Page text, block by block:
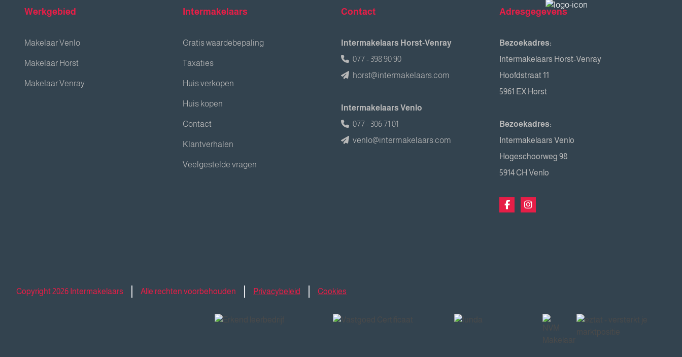
Werkgebied
Makelaar Venlo
Makelaar Horst
Makelaar Venray
Intermakelaars
Gratis waardebepaling
Taxaties
Huis verkopen
Huis kopen
Contact
Klantverhalen
Veelgestelde vragen
Contact
Intermakelaars Horst-Venray
077 - 398 90 90
horst@intermakelaars.com
Intermakelaars Venlo
077 - 306 71 01
venlo@intermakelaars.com
Adresgegevens
Bezoekadres:
Intermakelaars Horst-Venray
Hoofdstraat 11
5961 EX Horst
Bezoekadres:
Intermakelaars Venlo
Hogeschoorweg 98
5914 CH Venlo
Copyright 2026 Intermakelaars Alle rechten voorbehouden Privacybeleid Cookies